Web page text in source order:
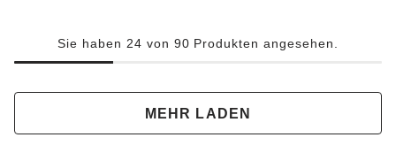
Sie haben 24 von 90 Produkten angesehen.
MEHR LADEN